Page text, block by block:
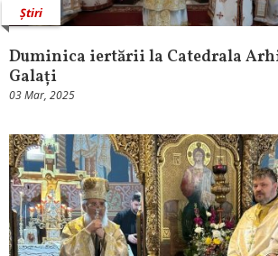
Știri
Duminica iertării la Catedrala
Galați
03 Mar, 2025